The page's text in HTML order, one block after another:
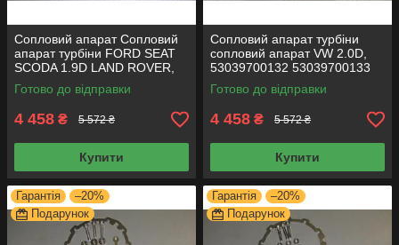
Сопловий апарат Сопловий
апарат турбіни FORD SEAT
SCODA 1.9D LAND ROVER,
3.6D 54399700059 геометрію
турбіни
Готово до відправки
4 458 ₴ 5 572 ₴
Купити
Сопловий апарат турбіни
сопловий апарат VW 2.0D,
53039700132 53039700133
53039700140 геометрію
турбіни
Готово до відправки
4 458 ₴ 5 572 ₴
Купити
Гарантія
–20%
Подарунок
Гарантія
–20%
Подарунок